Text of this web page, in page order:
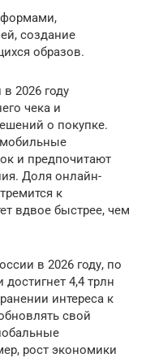
формами,
создание
образов.
2026 году
чека и
о покупке.
и предпочитают
Доля онлайн-
к
вдвое быстрее, чем
в 2026 году, по
4,4 трлн
интереса к
свой
рост экономики